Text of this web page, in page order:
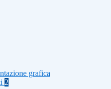
grafica
2